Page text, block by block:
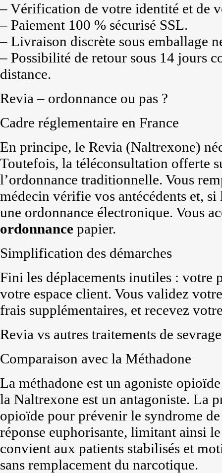
– Vérification de votre identité et de
– Paiement 100 % sécurisé SSL.
– Livraison discrète sous emballage
– Possibilité de retour sous 14 jours
distance.
Revia – ordonnance ou pas ?
Cadre réglementaire en France
En principe, le Revia (Naltrexone)
Toutefois, la téléconsultation offerte
l’ordonnance traditionnelle. Vous
médecin vérifie vos antécédents et,
une ordonnance électronique. Vous
ordonnance papier.
Simplification des démarches
Fini les déplacements inutiles : votre
votre espace client. Vous validez
frais supplémentaires, et recevez
Revia vs autres traitements de sevrage
Comparaison avec la Méthadone
La méthadone est un agoniste
la Naltrexone est un antagoniste. La
opioïde pour prévenir le syndrome
réponse euphorisante, limitant ainsi
convient aux patients stabilisés et
sans remplacement du narcotique.